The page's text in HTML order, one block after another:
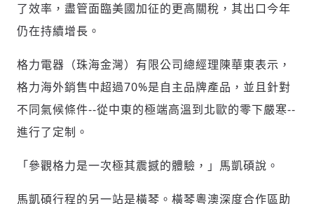
了效率，盡管面臨美國加征的更高關稅，其出口今年
仍在持續增長。
格力電器（珠海金灣）有限公司總經理陳華東表示，
格力海外銷售中超過70%是自主品牌產品，並且針對
不同氣候條件--從中東的極端高溫到北歐的零下嚴寒--
進行了定制。
「參觀格力是一次極其震撼的體驗，」馬凱碩說。
馬凱碩行程的另一站是橫琴。橫琴粵澳深度合作區助